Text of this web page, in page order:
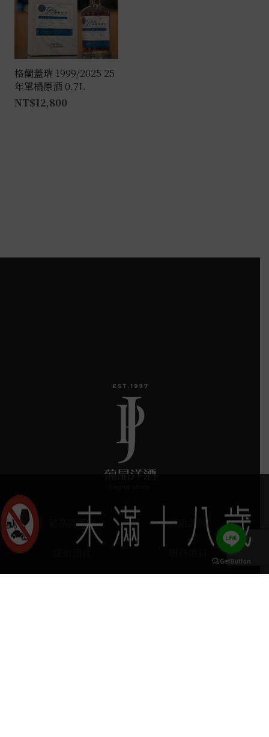
格蘭蓋瑞 1999/2025 25
年單桶原酒 0.7L
NT$12,800
葡晶調酒室 探索品牌